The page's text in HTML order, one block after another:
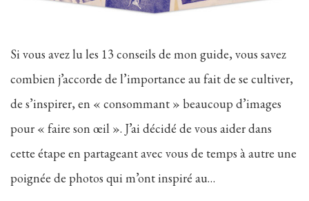
Si vous avez lu les 13 conseils de mon guide, vous savez
combien j’accorde de l’importance au fait de se cultiver,
de s’inspirer, en « consommant » beaucoup d’images
pour « faire son œil ». J’ai décidé de vous aider dans
cette étape en partageant avec vous de temps à autre une
poignée de photos qui m’ont inspiré au…